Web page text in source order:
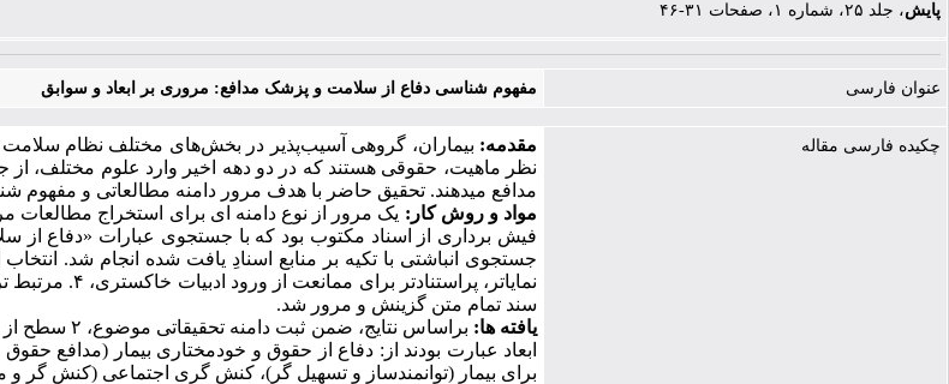
پایش، جلد ۲۵، شماره ۱، صفحات ۳۱-۴۶
عنوان فارسی مفهوم‌ شناسی دفاع از سلامت و پزشک مدافع: مروری بر ابعاد و سوابق
چکیده فارسی مقاله مقدمه: بیماران، گروهی آسیب‌پذیر در بخش‌های مختلف نظام سلامت
نظر ماهیت، حقوقی هستند که در دو دهه اخیر وارد علوم مختلف، از
مدافع می­دهند. تحقیق حاضر با هدف مرور دامنه مطالعاتی و
مواد و روش کار: یک مرور از نوع دامنه­ ای برای استخراج مطالعات
فیش ­برداری از اسناد مکتوب بود که با جستجوی عبارات «دفاع
سند تمام­ متن گزینش و مرور شد.
یافته ­ها:
ابعاد عبارت بودند از: دفاع از حقوق و خودمختاری بیمار (مدافع حقوق
برای بیمار (توانمندساز و تسهیل­ گر)، کنش گری اجتماعی (کنش گر